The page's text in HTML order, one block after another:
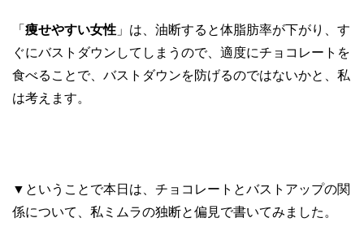
「 痩せやすい女性 」は、油断すると体脂肪率が下がり、す
ぐにバストダウンしてしまうので、適度にチョコレートを
食べることで、バストダウンを防げるのではないかと、私
は考えます。
▼ということで本日は、チョコレートとバストアップの関
係について、私ミムラの独断と偏見で書いてみました。